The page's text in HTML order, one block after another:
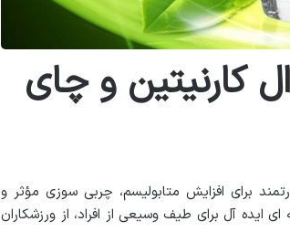
و چای
برای افزایش متابولیسم، چربی سوزی مؤثر و
ایده آل برای طیف وسیعی از افراد، از ورزشکاران